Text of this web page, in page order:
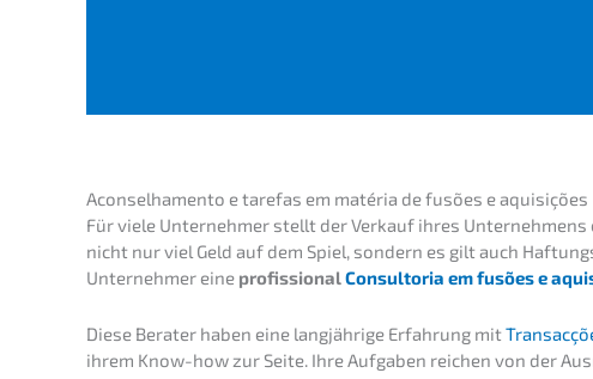
Aconsel­ha­men­to e tarefas em matéria de fusões e aquisições
Für viele Unter­neh­mer stellt der Verkauf ihres
nicht nur viel Geld auf dem Spiel, sondern es gilt auch
Unter­neh­mer eine profi­s­sio­nalConsult­oria em fusões e
Diese Berater haben eine langjäh­ri­ge Erfah­rung mit
ihrem Know-how zur Seite. Ihre Aufga­ben reichen von der